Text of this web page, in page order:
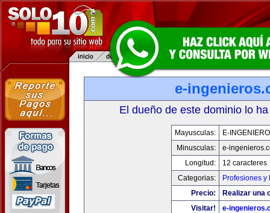
e-
El dueño de este dominio lo
Mayusculas:
E-
Minusculas:
e-
Longitud:
12 caracteres
Categorias:
Profesiones y
Precio:
Realizar una
Visitar!
e-